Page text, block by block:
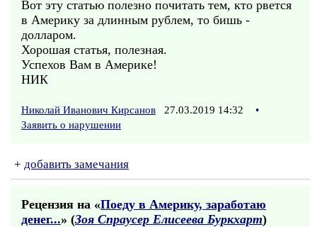
Вот эту статью полезно почитать тем, кто рвется
в Америку за длинным рублем, то бишь -
долларом.
Хорошая статья, полезная.
Успехов Вам в Америке!
НИК
Николай Иванович Кирсанов 27.03.2019 14:32
•
Заявить о нарушении
+ добавить замечания
Рецензия на «Поеду в Aмерику, заработаю
денег...» (Зоя Спраусер Елисеева Буркхарт)